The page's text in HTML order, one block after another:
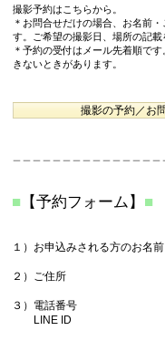
撮影予約はこちらから。
＊お問合せだけの場合、お名前
す。ご希望の撮影日、場所の記載
＊予約の受付はメール先着順で
きないときがあります。
撮影の予約／お
■ 【予約フォーム】 ■
１）お申込みされる方のお名前
２）ご住所
３）電話番号
​ LINE ID